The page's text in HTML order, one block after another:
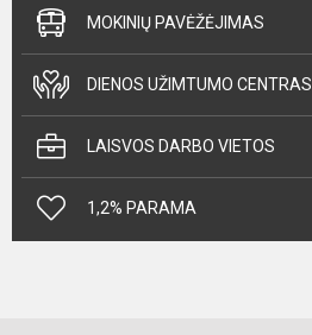
MOKINIŲ PAVĖŽĖJIMAS
DIENOS UŽIMTUMO CENTRAS
LAISVOS DARBO VIETOS
1,2% PARAMA